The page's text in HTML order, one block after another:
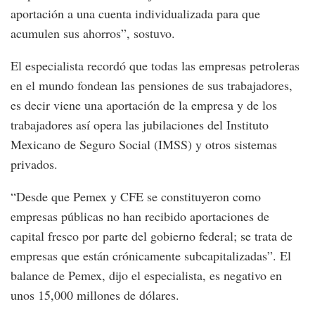
aportación a una cuenta individualizada para que
acumulen sus ahorros”, sostuvo.
El especialista recordó que todas las empresas petroleras
en el mundo fondean las pensiones de sus trabajadores,
es decir viene una aportación de la empresa y de los
trabajadores así opera las jubilaciones del Instituto
Mexicano de Seguro Social (IMSS) y otros sistemas
privados.
“Desde que Pemex y CFE se constituyeron como
empresas públicas no han recibido aportaciones de
capital fresco por parte del gobierno federal; se trata de
empresas que están crónicamente subcapitalizadas”. El
balance de Pemex, dijo el especialista, es negativo en
unos 15,000 millones de dólares.